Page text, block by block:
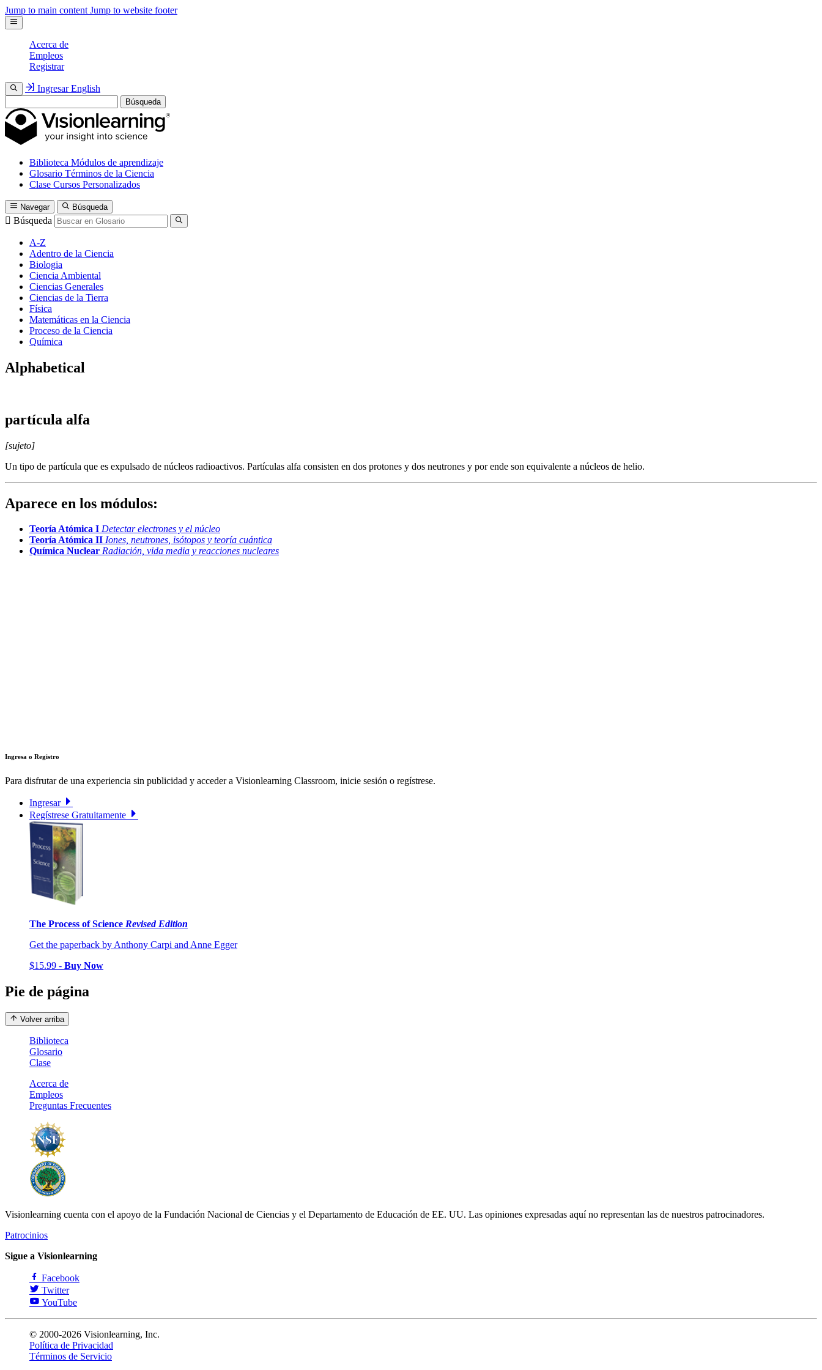
Jump to main content Jump to website footer
Acerca de
Empleos
Registrar
Ingresar English
Búsqueda
Biblioteca Módulos de aprendizaje
Glosario Términos de la Ciencia
Clase Cursos Personalizados
Navegar Búsqueda
Búsqueda
A-Z
Adentro de la Ciencia
Biologia
Ciencia Ambiental
Ciencias Generales
Ciencias de la Tierra
Física
Matemáticas en la Ciencia
Proceso de la Ciencia
Química
Alphabetical
partícula alfa
[sujeto]
Un tipo de partícula que es expulsado de núcleos radioactivos. Partículas alfa consisten en dos protones y dos neutrones y por ende son equivalente a núcleos de helio.
Aparece en los módulos:
Teoría Atómica I Detectar electrones y el núcleo
Teoría Atómica II Iones, neutrones, isótopos y teoría cuántica
Química Nuclear Radiación, vida media y reacciones nucleares
Ingresa o Registro
Para disfrutar de una experiencia sin publicidad y acceder a Visionlearning Classroom, inicie sesión o regístrese.
Ingresar
Regístrese Gratuitamente
The Process of Science Revised Edition
Get the paperback by Anthony Carpi and Anne Egger
$15.99 - Buy Now
Pie de página
Volver arriba
Biblioteca
Glosario
Clase
Acerca de
Empleos
Preguntas Frecuentes
Visionlearning cuenta con el apoyo de la Fundación Nacional de Ciencias y el Departamento de Educación de EE. UU. Las opiniones expresadas aquí no representan las de nuestros patrocinadores.
Patrocinios
Sigue a Visionlearning
Facebook
Twitter
YouTube
© 2000-2026 Visionlearning, Inc.
Política de Privacidad
Términos de Servicio